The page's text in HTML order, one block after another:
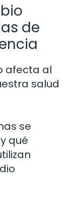
de
afecta al
salud
se
qué